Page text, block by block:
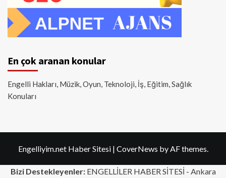
En çok aranan konular
Engelli Hakları, Müzik, Oyun, Teknoloji, İş, Eğitim, Sağlık
Konuları
Engelliyim.net Haber Sitesi | CoverNews by AF themes.
Bizi Destekleyenler:ENGELLİLER HABER SİTESİ - Ankara